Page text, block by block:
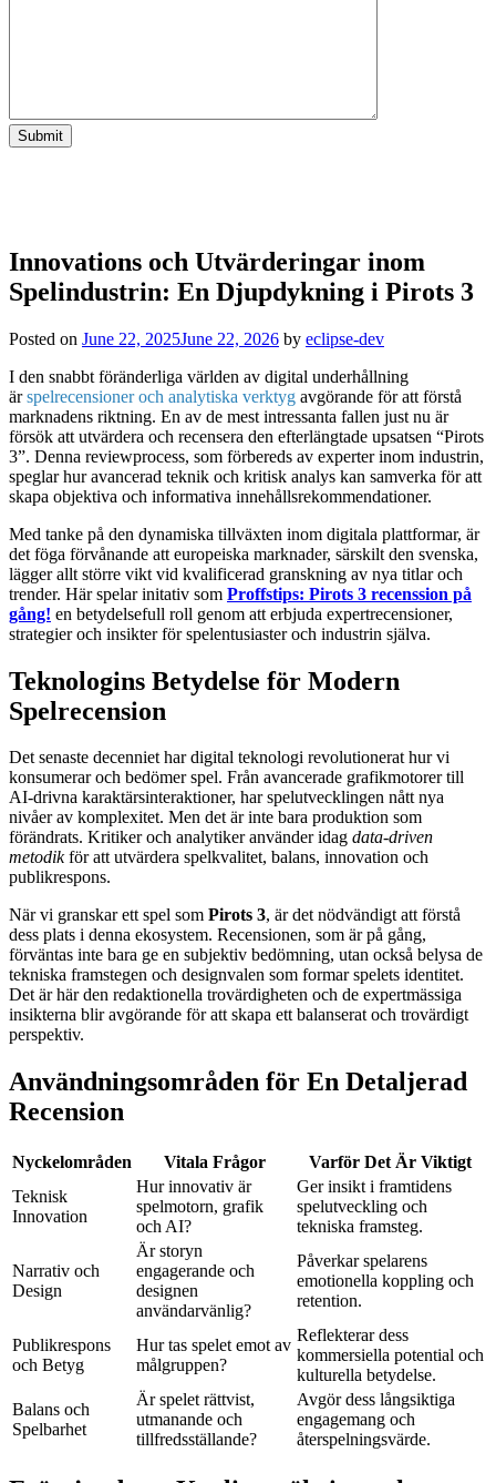
Innovations och Utvärderingar inom
Spelindustrin: En Djupdykning i Pirots 3
Posted on June 22, 2025June 22, 2026 by eclipse-dev
I den snabbt föränderliga världen av digital underhållning
ärspelrecensioner och analytiska verktyg avgörande för att förstå
marknadens riktning. En av de mest intressanta fallen just nu är
försök att utvärdera och recensera den efterlängtade upsatsen “Pirots
3”. Denna reviewprocess, som förbereds av experter inom industrin,
speglar hur avancerad teknik och kritisk analys kan samverka för att
skapa objektiva och informativa innehållsrekommendationer.
Med tanke på den dynamiska tillväxten inom digitala plattformar, är
det föga förvånande att europeiska marknader, särskilt den svenska,
lägger allt större vikt vid kvalificerad granskning av nya titlar och
trender. Här spelar initativ som Proffstips: Pirots 3 recenssion på
gång! en betydelsefull roll genom att erbjuda expertrecensioner,
strategier och insikter för spelentusiaster och industrin själva.
Teknologins Betydelse för Modern
Spelrecension
Det senaste decenniet har digital teknologi revolutionerat hur vi
konsumerar och bedömer spel. Från avancerade grafikmotorer till
AI-drivna karaktärsinteraktioner, har spelutvecklingen nått nya
nivåer av komplexitet. Men det är inte bara produktion som
förändrats. Kritiker och analytiker använder idag data-driven
metodikför att utvärdera spelkvalitet, balans, innovation och
publikrespons.
När vi granskar ett spel som Pirots 3, är det nödvändigt att förstå
dess plats i denna ekosystem. Recensionen, som är på gång,
förväntas inte bara ge en subjektiv bedömning, utan också belysa de
tekniska framstegen och designvalen som formar spelets identitet.
Det är här den redaktionella trovärdigheten och de expertmässiga
insikterna blir avgörande för att skapa ett balanserat och trovärdigt
perspektiv.
Användningsområden för En Detaljerad
Recension
Nyckelområden Vitala Frågor
Varför Det Är Viktigt
Teknisk
Innovation
Hur innovativ är
spelmotorn, grafik
och AI?
Ger insikt i framtidens
spelutveckling och
tekniska framsteg.
Narrativ och
Design
Är storyn
engagerande och
designen
användarvänlig?
Påverkar spelarens
emotionella koppling och
retention.
Publikrespons
och Betyg
Hur tas spelet emot av
målgruppen?
Reflekterar dess
kommersiella potential och
kulturella betydelse.
Balans och
Spelbarhet
Är spelet rättvist,
utmanande och
tillfredsställande?
Avgör dess långsiktiga
engagemang och
återspelningsvärde.